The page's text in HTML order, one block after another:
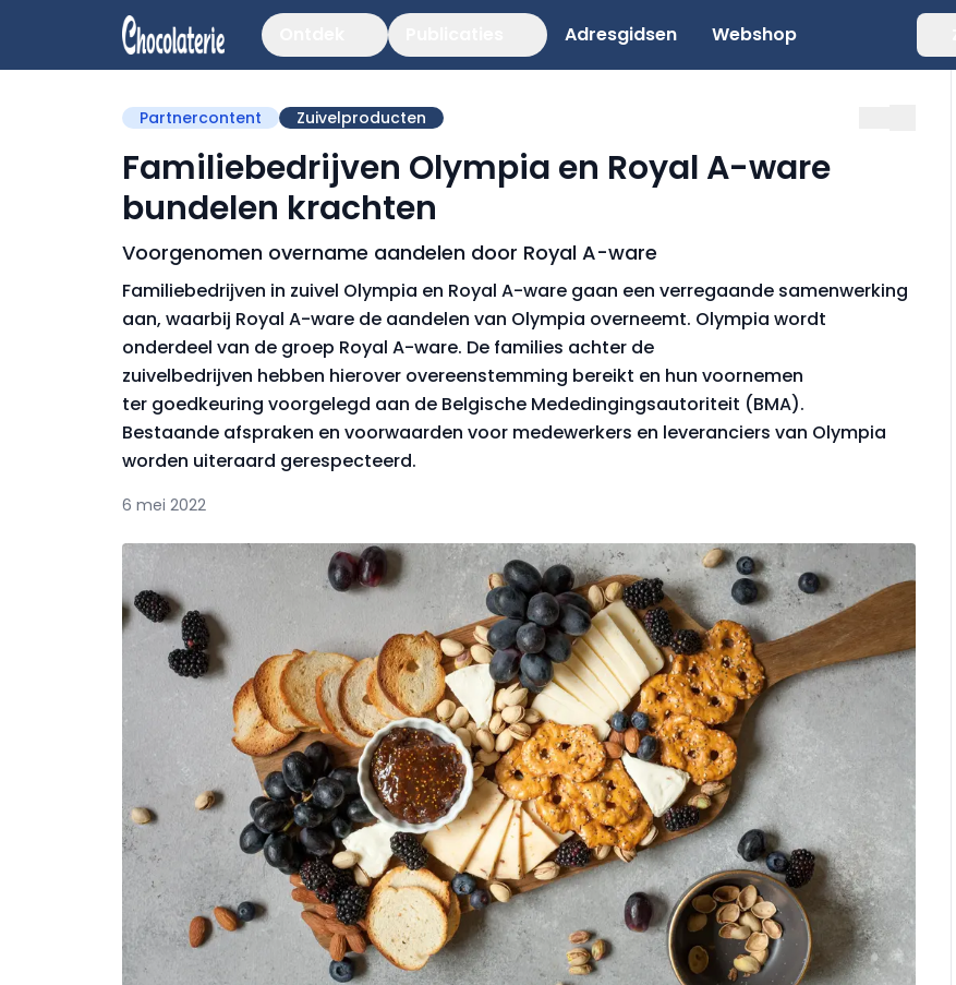
Adresgidsen Webshop
Partnercontent Zuivelproducten
Familiebedrijven Olympia en Royal A-ware
bundelen krachten
Voorgenomen overname aandelen door Royal A-ware
Familiebedrijven in zuivel Olympia en Royal A-ware gaan een verregaande samenwerking
aan, waarbij Royal A-ware de aandelen van Olympia overneemt. Olympia wordt
onderdeel van de groep Royal A-ware. De families achter de
zuivelbedrijven hebben hierover overeenstemming bereikt en hun voornemen
ter goedkeuring voorgelegd aan de Belgische Mededingingsautoriteit (BMA).
Bestaande afspraken en voorwaarden voor medewerkers en leveranciers van Olympia
worden uiteraard gerespecteerd.
6 mei 2022